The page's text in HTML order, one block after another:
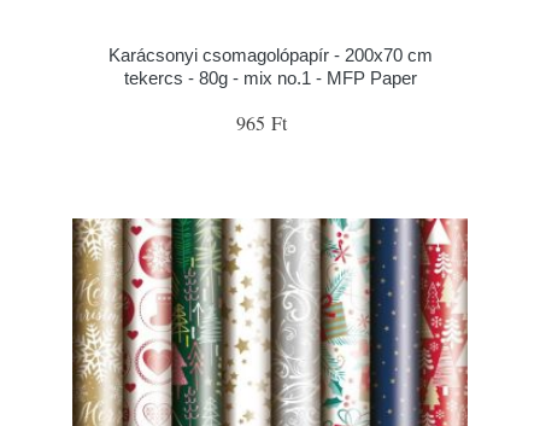
Karácsonyi csomagolópapír - 200x70 cm
tekercs - 80g - mix no.1 - MFP Paper
965 Ft